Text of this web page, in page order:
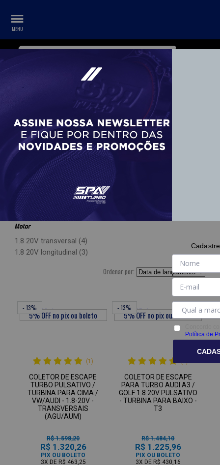
+55 11 99687-3840
FERRO FUNDIDO (7)
Montadora
Veja todas as opções
Tipo
Coletor (7)
Motor
1.8 20V transversal (4)
1.8 20V longitudinal (3)
Ordenar por:
- 13%
(1)
COLETOR DE ESCAPE
TURBO PULSATIVO /
TURBINA PARA CIMA /
VW/AUDI - 1.8-20V -
TRANSVERSAIS
(AGU/AUM)
R$ 1.598,20
R$ 1.320,26
PIX OU BOLETO
3X DE R$ 463,25
- 13%
COLETOR DE ESCAPE
PARA TURBO AUDI A3 /
GOLF 1.8 20V PULSATIVO
- TURBINA PARA BAIXO -
T3
R$ 1.484,10
R$ 1.225,96
PIX OU BOLETO
3X DE R$ 430,16
Política de